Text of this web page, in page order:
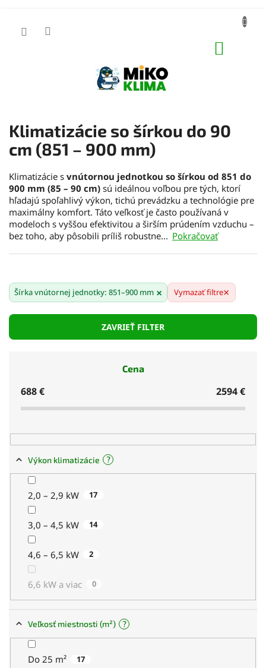
Klimatizácie so šírkou do 90
cm (851 – 900 mm)
Klimatizácie s vnútornou jednotkou so šírkou od 851 do
900 mm (85 – 90 cm) sú ideálnou voľbou pre tých, ktorí
hľadajú spoľahlivý výkon, tichú prevádzku a technológie pre
maximálny komfort. Táto veľkosť je často používaná v
modeloch s vyššou efektivitou a širším prúdením vzduchu –
bez toho, aby pôsobili príliš robustne... Pokračovať
Silnejší výkon vhodný do stredne veľkých až
väčších miestností
Väčšia šírka výduchu zabezpečuje
rovnomernejšie chladenie
Dizajnovo vyvážené riešenie pre moderné
interiéry
Šírka vnútornej jednotky: 851–900 mm × Vymazať filtre×
ZAVRIEŤ FILTER
Cena
688€ 2594€
Výkon klimatizácie ?
2,0 – 2,9 kW 17
3,0 – 4,5 kW 14
4,6 – 6,5 kW 2
6,6 kW a viac 0
Veľkosť miestnosti (m²) ?
Do 25 m² 17